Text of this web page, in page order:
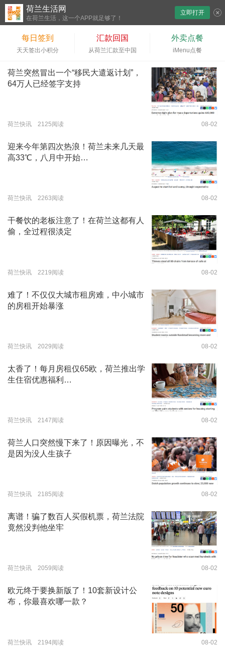
荷兰生活网
在荷兰生活，这一个APP就足够了！
立即打开
每日签到
天天签出小积分
汇款回国
从荷兰汇款至中国
外卖点餐
iMenu点餐
荷兰突然冒出一个“移民大遣返计划”，
64万人已经签字支持
荷兰快讯 2125阅读 08-02
迎来今年第四次热浪！荷兰未来几天最
高33℃，八月中开始…
荷兰快讯 2263阅读 08-02
干餐饮的老板注意了！在荷兰这都有人
偷，全过程很淡定
荷兰快讯 2219阅读 08-02
难了！不仅仅大城市租房难，中小城市
的房租开始暴涨
荷兰快讯 2029阅读 08-02
太香了！每月房租仅65欧，荷兰推出学
生住宿优惠福利…
荷兰快讯 2147阅读 08-02
荷兰人口突然慢下来了！原因曝光，不
是因为没人生孩子
荷兰快讯 2185阅读 08-02
离谱！骗了数百人买假机票，荷兰法院
竟然没判他坐牢
荷兰快讯 2059阅读 08-02
欧元终于要换新版了！10套新设计公
布，你最喜欢哪一款？
荷兰快讯 2194阅读 08-02